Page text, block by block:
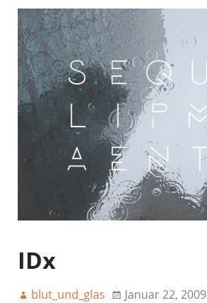
IDx
blut_und_glas Januar 22, 2009